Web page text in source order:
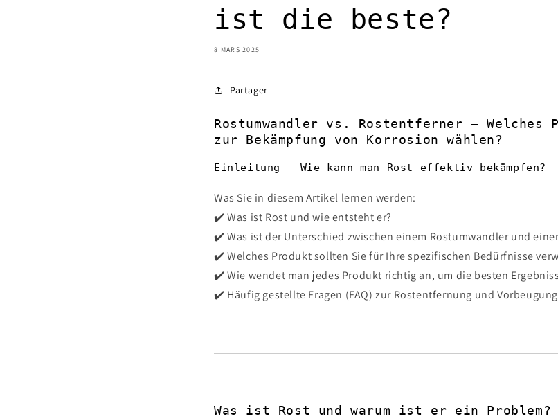
ist die beste?
8 MARS 2025
Partager
Rostumwandler vs. Rostentferner –
zur Bekämpfung von Korrosion wählen?
Einleitung – Wie kann man Rost effektiv bekämpfen?
Was Sie in diesem Artikel lernen werden:
✔️ Was ist Rost und wie entsteht er?
✔️ Was ist der Unterschied zwischen einem Rostumwandler und
✔️ Welches Produkt sollten Sie für Ihre spezifischen Bedürfnisse
✔️ Wie wendet man jedes Produkt richtig an, um die besten
✔️ Häufig gestellte Fragen (FAQ) zur Rostentfernung und
Was ist Rost und warum ist er ein Problem?